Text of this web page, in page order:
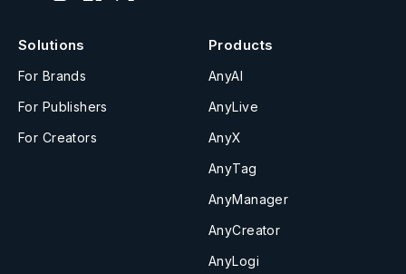
Solutions
For Brands
For Publishers
For Creators
Products
AnyAI
AnyLive
AnyX
AnyTag
AnyManager
AnyCreator
AnyLogi